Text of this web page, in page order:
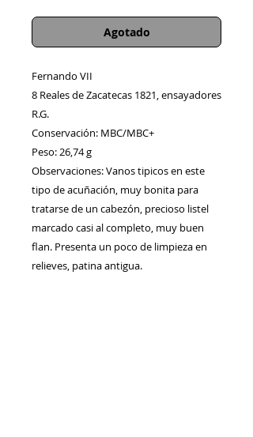
Agotado
Fernando VII
8 Reales de Zacatecas 1821, ensayadores
R.G.
Conservación: MBC/MBC+
Peso: 26,74 g
Observaciones: Vanos tipicos en este
tipo de acuñación, muy bonita para
tratarse de un cabezón, precioso listel
marcado casi al completo, muy buen
flan. Presenta un poco de limpieza en
relieves, patina antigua.